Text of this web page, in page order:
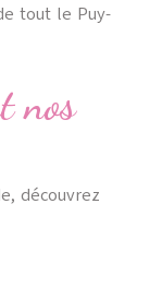
tout le Puy-
nos
découvrez